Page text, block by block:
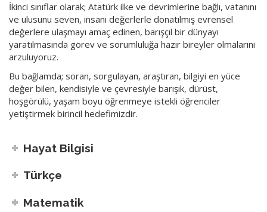
İkinci sınıflar olarak; Atatürk ilke ve devrimlerine bağlı, vatanını
ve ulusunu seven, insani değerlerle donatılmış evrensel
değerlere ulaşmayı amaç edinen, barışçıl bir dünyayı
yaratılmasında görev ve sorumluluğa hazır bireyler olmalarını
arzuluyoruz.
Bu bağlamda; soran, sorgulayan, araştıran, bilgiyi en yüce
değer bilen, kendisiyle ve çevresiyle barışık, dürüst,
hoşgörülü, yaşam boyu öğrenmeye istekli öğrenciler
yetiştirmek birincil hedefimizdir.
Hayat Bilgisi
Türkçe
Matematik